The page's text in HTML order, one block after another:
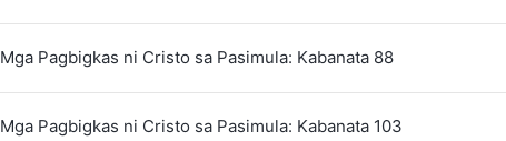
Mga Pagbigkas ni Cristo sa Pasimula: Kabanata 88
Mga Pagbigkas ni Cristo sa Pasimula: Kabanata 103